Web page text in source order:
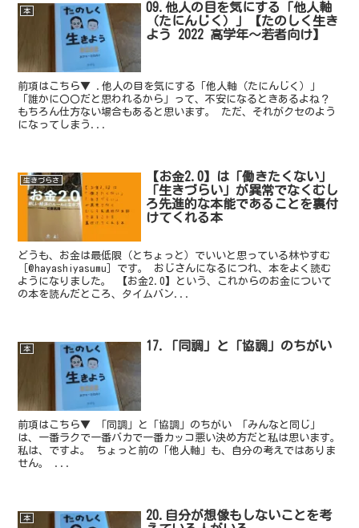
本
09.他人の目を気にする「他人軸
（たにんじく）」【たのしく生き
よう 2022 高学年～若者向け】
前項はこちら▼ .他人の目を気にする「他人軸（たにんじく）」
「誰かに〇〇だと思われるから」って、不安になるときあるよね？
もちろん仕方ない場合もあると思います。 ただ、それがクセのよう
になってしまう...
生きづらさ
【お金2.0】は「働きたくない」
「生きづらい」が異常でなくむし
ろ先進的な本能であることを裏付
けてくれる本
どうも、お金は最低限（とちょっと）でいいと思っている林やすむ
［@hayashiyasumu］です。 おじさんになるにつれ、本をよく読む
ようになりました。 【お金2.0】という、これからのお金について
の本を読んだところ、タイムバン...
本 17.「同調」と「協調」のちがい
前項はこちら▼ 「同調」と「協調」のちがい 「みんなと同じ」
は、一番ラクで一番バカで一番カッコ悪い決め方だと私は思います。
私は、ですよ。 ちょっと前の「他人軸」も、自分の考えではありま
せん。 ...
本
20.自分が想像もしないことを考